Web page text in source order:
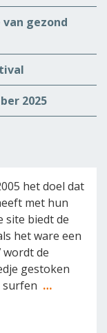
gezond
2025
het doel dat
met hun
site biedt de
het ware een
wordt de
gestoken
surfen …